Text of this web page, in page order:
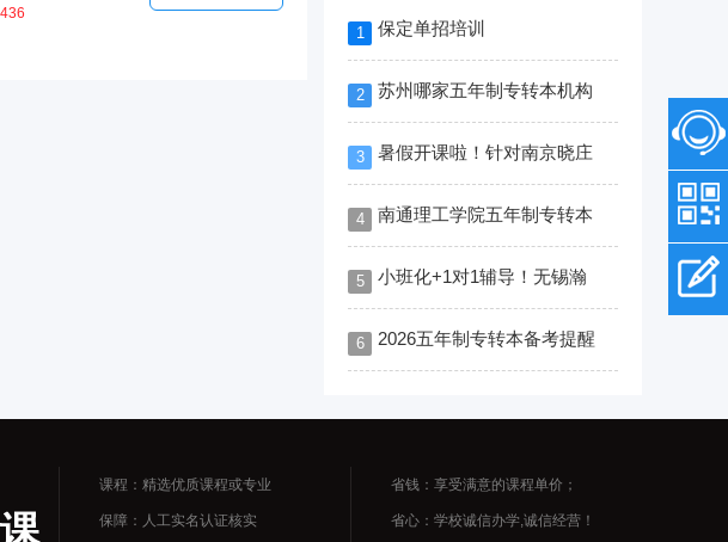
1 保定单招培训
2 苏州哪家五年制专转本机构
3 暑假开课啦！针对南京晓庄
4 南通理工学院五年制专转本
5 小班化+1对1辅导！无锡瀚
6 2026五年制专转本备考提醒
课程：精选优质课程或专业
保障：人工实名认证核实
省钱：享受满意的课程单价；
省心：学校诚信办学,诚信经营！